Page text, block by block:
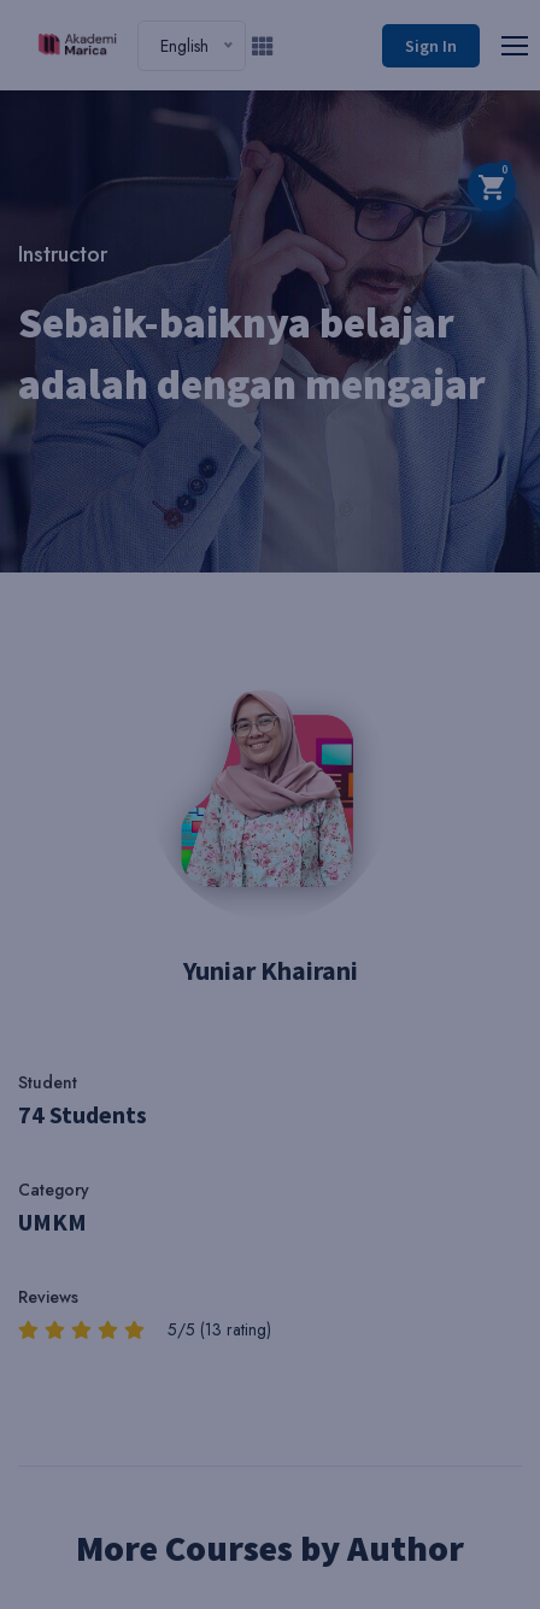
English Sign In
0
Instructor
Sebaik-baiknya belajar
adalah dengan mengajar
Yuniar Khairani
Student
74 Students
Category
UMKM
Reviews
5/5 (13 rating)
More Courses by Author